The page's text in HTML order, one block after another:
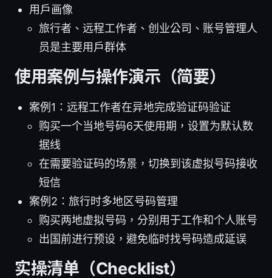
用户画像
旅行者、远程工作者、创业公司、账号管理人
员是主要用户群体
使用案例与操作演示（简要）
案例1：远程工作者在异地完成验证码验证
购买一个当地号码6天使用期，设置为默认数
据线
在需要验证码的场景，切换到该虚拟号码接收
短信
案例2：旅行时多地区号码管理
购买两地虚拟号码，分别用于工作和个人账号
出国前进行预设，避免临时找号码造成延误
实操清单（Checklist）